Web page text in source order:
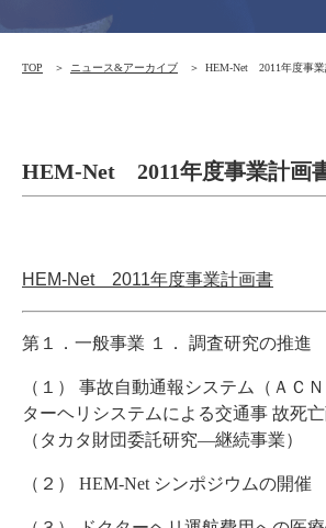
TOP ニュース&アーカイブ HEM-Net 2011年度事
HEM-Net 2011年度事業計画
HEM-Net 2011年度事業計画書
第１．一般事業 １． 調査研究の推進
（１）
事故自動通報システム（ＡＣ
ターヘリシステムによる交通事 故死
（タカタ財団委託研究―継続事業）
（２） HEM-Net シンポジウムの開催